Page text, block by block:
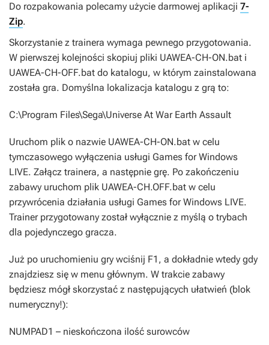
Do rozpakowania polecamy użycie darmowej aplikacji 7-
Zip.
Skorzystanie z trainera wymaga pewnego przygotowania.
W pierwszej kolejności skopiuj pliki UAWEA-CH-ON.bat i
UAWEA-CH-OFF.bat do katalogu, w którym zainstalowana
została gra. Domyślna lokalizacja katalogu z grą to:
C:\Program Files\Sega\Universe At War Earth Assault
Uruchom plik o nazwie UAWEA-CH-ON.bat w celu
tymczasowego wyłączenia usługi Games for Windows
LIVE. Załącz trainera, a następnie grę. Po zakończeniu
zabawy uruchom plik UAWEA-CH.OFF.bat w celu
przywrócenia działania usługi Games for Windows LIVE.
Trainer przygotowany został wyłącznie z myślą o trybach
dla pojedynczego gracza.
Już po uruchomieniu gry wciśnij F1 , a dokładnie wtedy gdy
znajdziesz się w menu głównym. W trakcie zabawy
będziesz mógł skorzystać z następujących ułatwień (blok
numeryczny!):
NUMPAD1 – nieskończona ilość surowców